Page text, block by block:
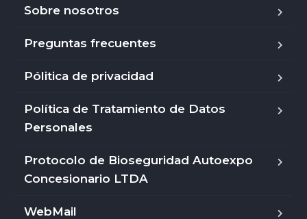
Sobre nosotros
Preguntas frecuentes
Pólitica de privacidad
Política de Tratamiento de Datos
Personales
Protocolo de Bioseguridad Autoexpo
Concesionario LTDA
WebMail